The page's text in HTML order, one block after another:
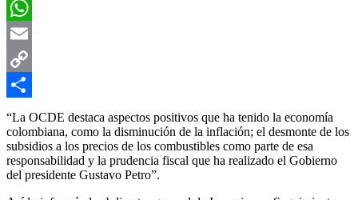
Facebook
WhatsApp
Email
Copy
Link
Compartir
“La OCDE destaca aspectos positivos que ha tenido la economía
colombiana, como la disminución de la inflación; el desmonte de los
subsidios a los precios de los combustibles como parte de esa
responsabilidad y la prudencia fiscal que ha realizado el Gobierno
del presidente Gustavo Petro”.